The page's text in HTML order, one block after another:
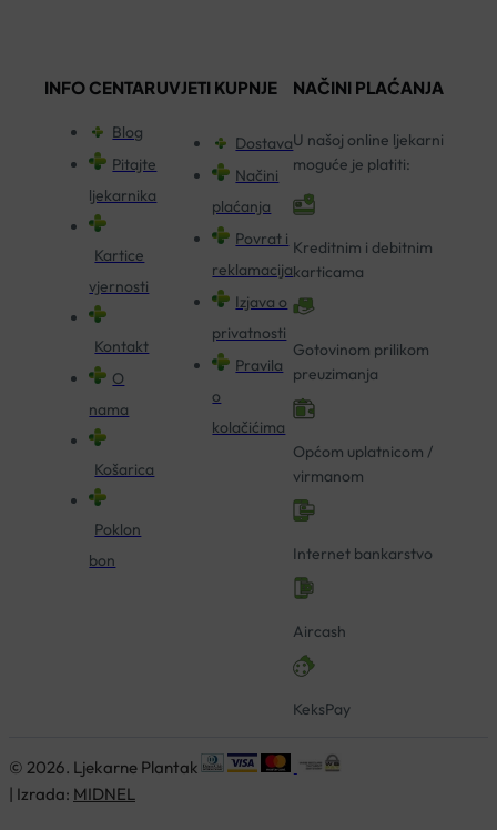
INFO CENTAR
Blog
Pitajte
ljekarnika
Kartice
vjernosti
Kontakt
O
nama
Košarica
Poklon
bon
UVJETI KUPNJE
Dostava
Načini
plaćanja
Povrat i
reklamacija
Izjava o
privatnosti
Pravila
o
kolačićima
NAČINI PLAĆANJA
U našoj online ljekarni
moguće je platiti:
Kreditnim i debitnim
karticama
Gotovinom prilikom
preuzimanja
Općom uplatnicom /
virmanom
Internet bankarstvo
Aircash
KeksPay
© 2026. Ljekarne Plantak
| Izrada: MIDNEL